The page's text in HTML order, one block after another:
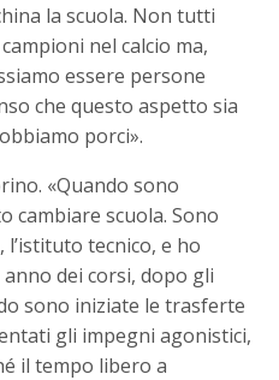
la scuola. Non tutti
nel calcio ma,
essere persone
che questo aspetto sia
porci».
«Quando sono
cambiare scuola. Sono
tecnico, e ho
dei corsi, dopo gli
sono iniziate le trasferte
gli impegni agonistici,
il tempo libero a